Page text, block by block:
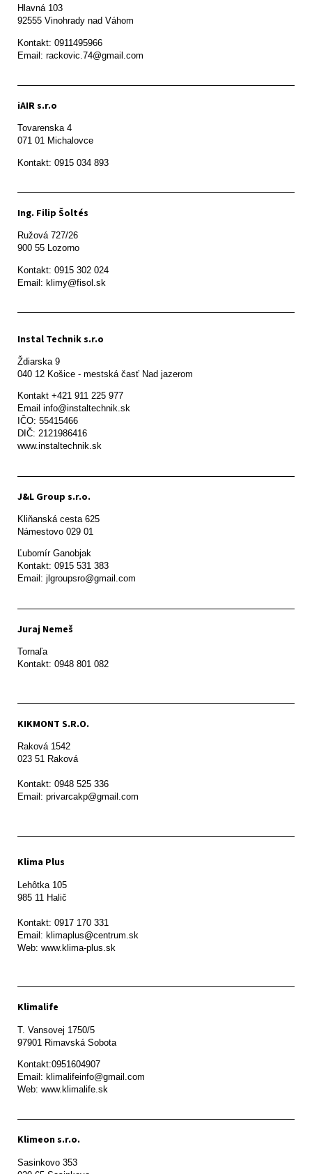
Hlavná 103
92555 Vinohrady nad Váhom
Kontakt: 0911495966
Email: rackovic.74@gmail.com
iAIR s.r.o
Tovarenska 4
071 01 Michalovce
Ing. Filip Šoltés
Ružová 727/26
900 55 Lozorno
Kontakt: 0915 302 024
Email: klimy@fisol.sk
Instal Technik s.r.o
Ždiarska 9
Kontakt +421 911 225 977
Email info@instaltechnik.sk
IČO: 55415466
DIČ: 2121986416
www.instaltechnik.sk
J&L Group s.r.o.
Kliňanská cesta 625
Námestovo 029 01
Ľubomír Ganobjak
Kontakt: 0915 531 383
Email: jlgroupsro@gmail.com
Juraj Nemeš
Tornaľa
Kontakt: 0948 801 082
KIKMONT S.R.O.
Raková 1542
023 51 Raková
Kontakt: 0948 525 336
Email: privarcakp@gmail.com
Klima Plus
Lehôtka 105
985 11 Halič
Kontakt: 0917 170 331
Email: klimaplus@centrum.sk
Klimalife
T. Vansovej 1750/5
97901 Rimavská Sobota
Kontakt:0951604907
Email: klimalifeinfo@gmail.com
Web: www.klimalife.sk
Klimeon s.r.o.
Sasinkovo 353